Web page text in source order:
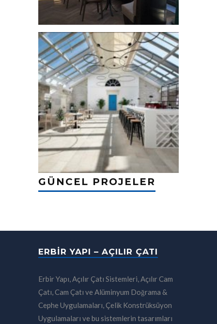
GÜNCEL PROJELER
ERBIR YAPI – AÇILIR ÇATI
Erbir Yapı, Açılır Çatı Sistemleri, Açılır Cam
Çatı, Cam Çatı ve Alüminyum Doğrama &
Cephe Uygulamaları, Çelik Konstrüksüyon
Uygulamaları ve bu sistemlerin tasarımları